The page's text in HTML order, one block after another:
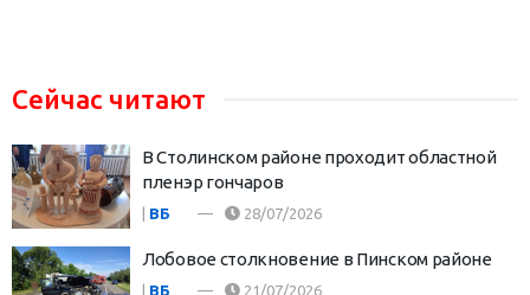
Сейчас читают
В Столинском районе проходит областной
пленэр гончаров
ВБ 28/07/2026
Лобовое столкновение в Пинском районе
ВБ 21/07/2026